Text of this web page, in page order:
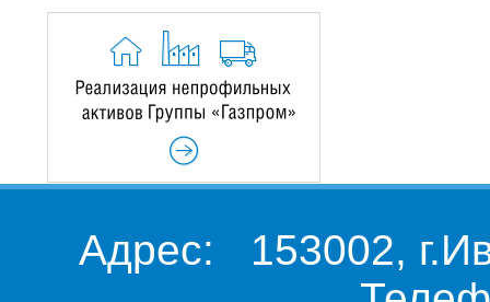
Адрес: 153002,